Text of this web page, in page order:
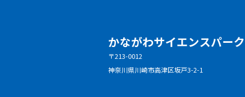
かながわサイエンスパーク
〒213-0012
神奈川県川崎市高津区坂戸3-2-1